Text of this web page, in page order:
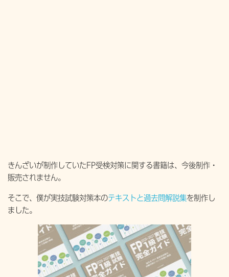
きんざいが制作していたFP受検対策に関する書籍は、今後制作・
販売されません。
そこで、僕が実技試験対策本のテキストと過去問解説集を制作し
ました。